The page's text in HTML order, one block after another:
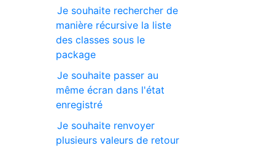
Je souhaite rechercher de
manière récursive la liste
des classes sous le
package
Je souhaite passer au
même écran dans l'état
enregistré
Je souhaite renvoyer
plusieurs valeurs de retour